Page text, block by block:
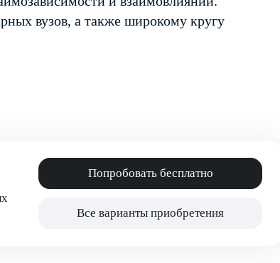
вузов, а также широкому кругу
Попробовать бесплатно
Все варианты приобретения